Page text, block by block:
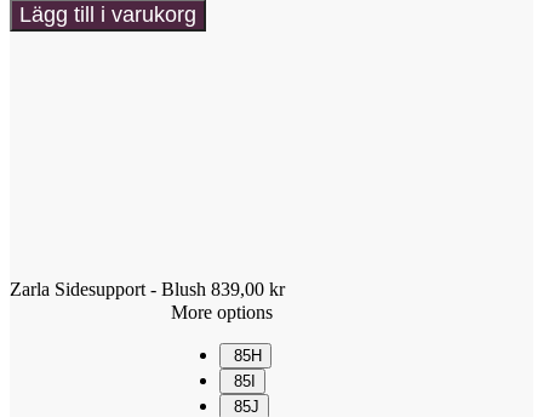
Lägg till i varukorg
Zarla Sidesupport - Blush 839,00 kr
More options
85H
85I
85J